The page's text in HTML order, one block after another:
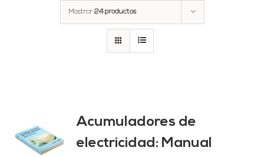
Mostrar 24 productos
Acumuladores de
electricidad: Manual